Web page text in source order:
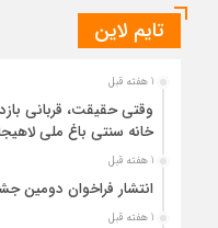
تایم لاین
1 هفته قبل
وقتی حقیقت، قربانی
خانه سنتی باغ ملی
1 هفته قبل
انتشار فراخوان دومین
1 هفته قبل